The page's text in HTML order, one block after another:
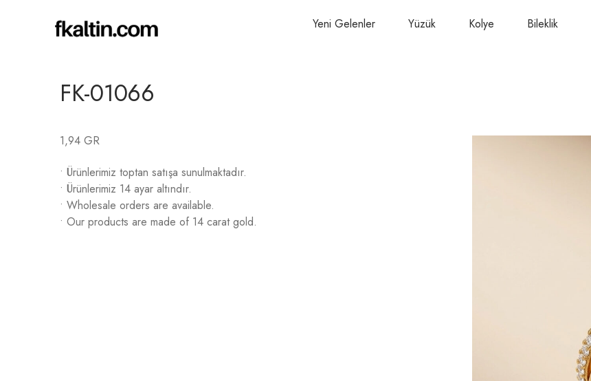
Yeni Gelenler Yüzük Kolye Bileklik
FK-01066
1,94 GR
• Ürünlerimiz toptan satışa sunulmaktadır.
• Ürünlerimiz 14 ayar altındır.
• Wholesale orders are available.
• Our products are made of 14 carat gold.